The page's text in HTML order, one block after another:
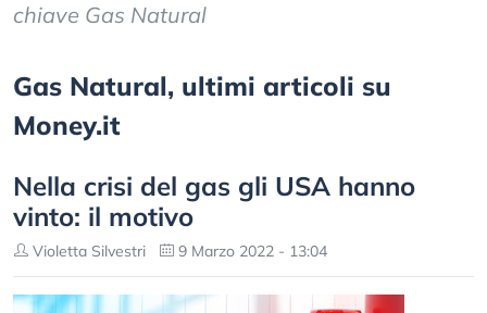
chiave Gas Natural
Gas Natural, ultimi articoli su
Money.it
Nella crisi del gas gli USA hanno
vinto: il motivo
Violetta Silvestri 9 Marzo 2022 - 13:04